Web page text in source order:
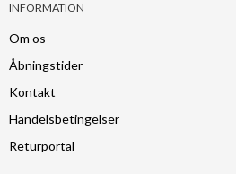
INFORMATION
Om os
Åbningstider
Kontakt
Handelsbetingelser
Returportal